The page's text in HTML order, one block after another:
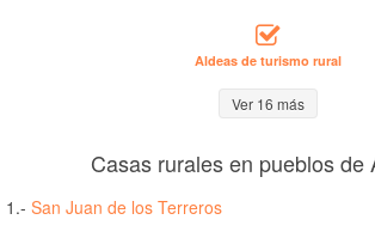
Aldeas de turismo rural
Ver 16 más
Casas rurales en pueblos de
1.- San Juan de los Terreros